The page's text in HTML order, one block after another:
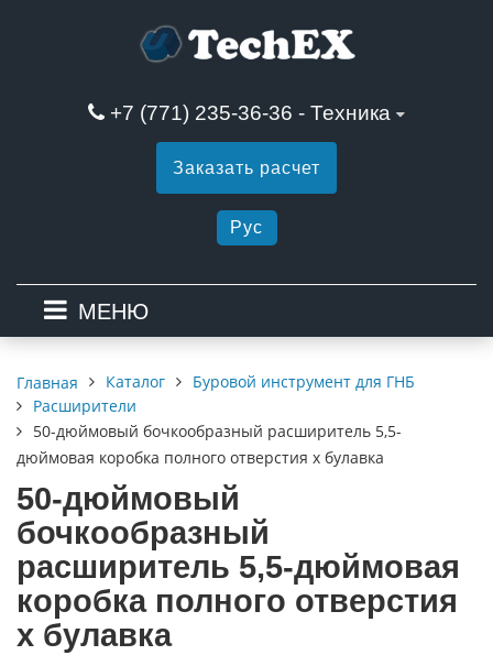
+7 (771) 235-36-36 - Техника
Заказать расчет
Рус
МЕНЮ
Главная Каталог
Буровой инструмент для ГНБ
Расширители
50-дюймовый бочкообразный расширитель 5,5-
дюймовая коробка полного отверстия x булавка
50-дюймовый
бочкообразный
расширитель 5,5-дюймовая
коробка полного отверстия
x булавка